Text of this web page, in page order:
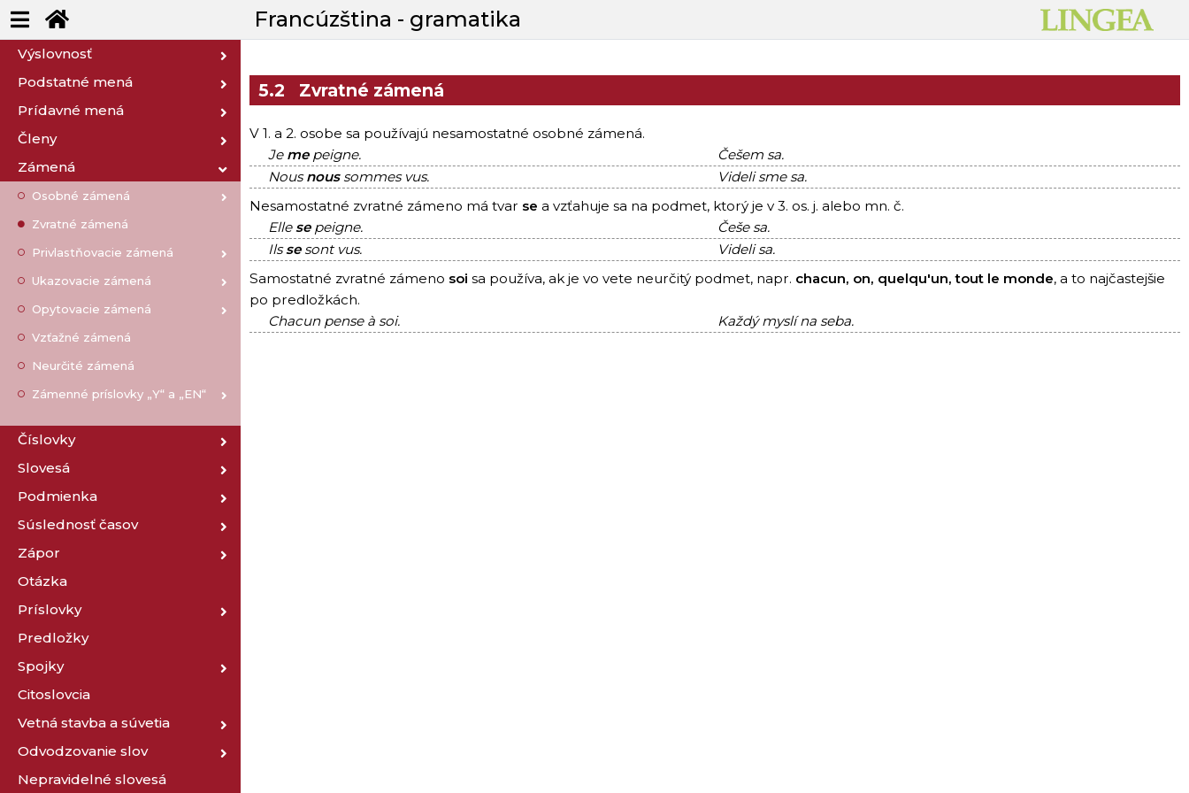
Francúzština - gramatika
Výslovnosť
Podstatné mená
Prídavné mená
Členy
Zámená
Osobné zámená
Zvratné zámená
Privlastňovacie zámená
Ukazovacie zámená
Opytovacie zámená
Vzťažné zámená
Neurčité zámená
Zámenné príslovky „Y“ a „EN“
Číslovky
Slovesá
Podmienka
Súslednosť časov
Zápor
Otázka
Príslovky
Predložky
Spojky
Citoslovcia
Vetná stavba a súvetia
Odvodzovanie slov
Nepravidelné slovesá
5.2 Zvratné zámená
V 1. a 2. osobe sa používajú nesamostatné osobné zámená.
Je mepeigne.
Češem sa.
Nousnoussommes vus.
Videli sme sa.
Nesamostatné zvratné zámeno má tvar se a vzťahuje sa na podmet, ktorý je v 3. os. j. alebo mn. č.
Ellesepeigne.
Češe sa.
Ilssesont vus.
Videli sa.
Samostatné zvratné zámeno soi sa používa, ak je vo vete neurčitý podmet, napr. chacun, on, quelqu'un, tout le monde, a to najčastejšie
po predložkách.
Chacun pense à soi.
Každý myslí na seba.